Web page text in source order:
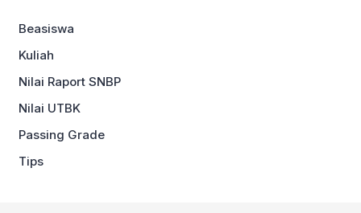
Beasiswa
Kuliah
Nilai Raport SNBP
Nilai UTBK
Passing Grade
Tips